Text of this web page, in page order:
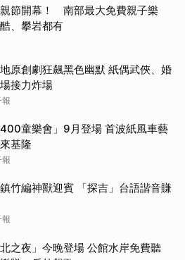
節開幕！ 南部最大免費親子樂
、攀岩都有
原創劇狂飆黑色幽默 紙偶武俠、婚
接力炸場
報
400童樂會」9月登場 首波紙風車藝
基隆
報
竹編神獸迎賓 「探吉」台語諧音賺
報
北之夜」今晚登場 公館水岸免費聽